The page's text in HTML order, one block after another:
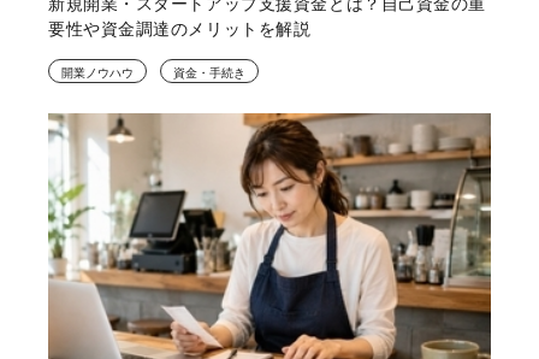
要性や資金調達のメリットを解説
開業ノウハウ 資金・手続き